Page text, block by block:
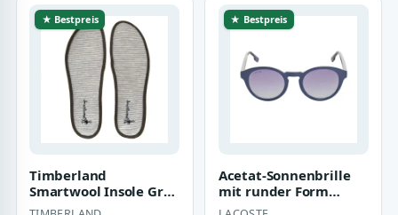
★ Bestpreis
Timberland
Smartwool Insole Grey
Herren Accessoires
★ Bestpreis
Acetat-Sonnenbrille
mit runder Form
L952SRG Herren